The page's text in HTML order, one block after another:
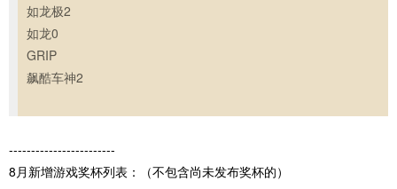
如龙极2
如龙0
GRIP
飙酷车神2
------------------------
8月新增游戏奖杯列表：（不包含尚未发布奖杯的）